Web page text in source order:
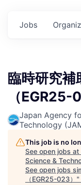
Jobs
臨時研究補
（EGR25-
Japan Agency
Technology
This job is no
See open jobs at
Science &
See open jobs
（EGR25-023） "